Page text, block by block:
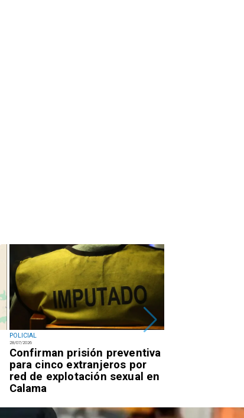
POLICIAL
28/07/2026
Confirman prisión preventiva
para cinco extranjeros por
red de explotación sexual en
Calama